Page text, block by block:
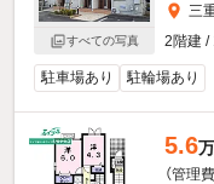
すべての写真
三
2階建 /
駐車場あり 駐輪場あり
5.6
（管理